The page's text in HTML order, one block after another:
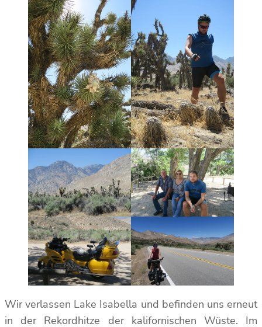
Wir verlassen Lake Isabella und befinden uns erneut
in der Rekordhitze der kalifornischen Wüste. Im